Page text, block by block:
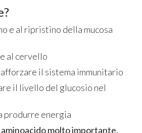
e al ripristino della mucosa
al cervello
il sistema immunitario
il livello del glucosio nel
produrre energia
molto importante,